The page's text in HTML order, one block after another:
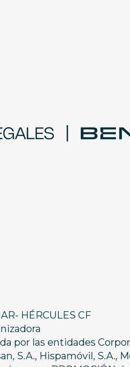
HÉRCULES CF
por las entidades
S.A., Hispamóvil, S.A.,